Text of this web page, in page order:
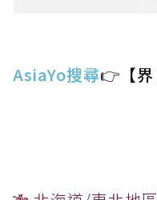
AsiaYo搜尋👉【界